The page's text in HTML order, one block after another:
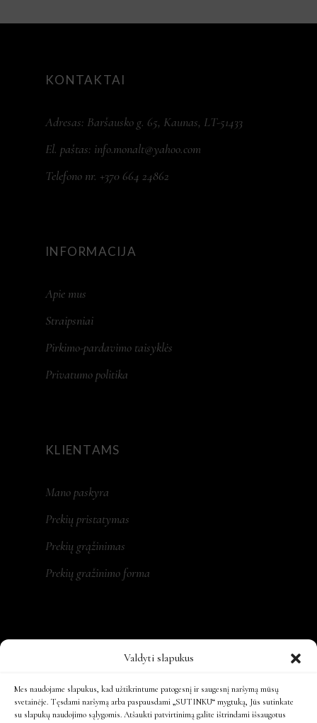
Valdyti slapukus
Mes naudojame slapukus, kad užtikrintume patogesnį ir saugesnį naršymą mūsų
svetainėje. Tęsdami naršymą arba paspausdami „SUTINKU“ mygtuką, Jūs sutinkate
su slapukų naudojimo sąlygomis. Atšaukti patvirtinimą galite ištrindami išsaugotus
KONTAKTAI
Adresas: Baršausko g. 65, Kaunas, LT-51433
El. paštas: info.monalt@yahoo.com
Telefono nr. +370 664 24862
INFORMACIJA
Apie mus
Straipsniai
Pirkimo-pardavimo taisyklės
Privatumo politika
KLIENTAMS
Mano paskyra
Prekių pristatymas
Prekių grąžinimas
Prekių gražinimo forma
MONA LT, MB
Įm. kodas: 305479931